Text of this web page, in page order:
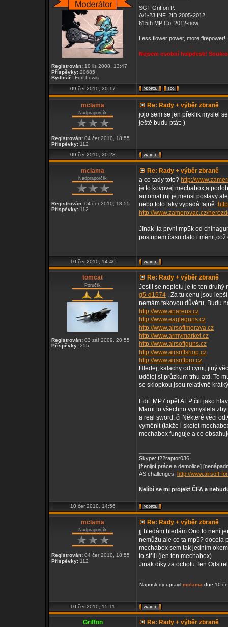
Registrován: 10 lis 2008, 13:47
Příspěvky: 20685
Bydliště: Fort Lewis
SGT Griffon P.
A/1-23 INF, 2ID 2005-2012
615th MP Co. 2012-now
Less flower power, more firepower!
Nejsem osobní helpdesk!
09 čer 2010, 20:17
mclama
Nadpraporčík
Registrován: 04 čer 2010, 18:55
Příspěvky: 112
Re: Rady + výběr zbraně
jojo sem se jen překlik myslel
ještě budu ptát:-)
09 čer 2010, 20:28
mclama
Nadpraporčík
Registrován: 04 čer 2010, 18:55
Příspěvky: 112
Re: Rady + výběr zbraně
a co tady toto? http://
je to kovovej mechabox,a
automat (nj je mensi postavy
nebo toto taky vypadá fajně.
http://www.zamerovac.cz/
JInak ,ta prvni mp5k od
postupem času dalo i
10 čer 2010, 14:40
tomcat
Poručík
Registrován: 03 zář 2009, 20:55
Příspěvky: 255
Re: Rady + výběr zbraně
Jestli se nepletu je to ten
g5-d1574 . Za tu cenu jsou
nemám takovou důvěru. Budu
http://www.anareus.cz
http://www.eagleguns.cz
http://www.airsoftmorava.cz
http://www.armymarket.cz
http://www.airsoftguns.cz
http://www.airsoftshop.cz
http://www.airsoftpro.cz
Hledej, kalachy od cymi, jiný
udělej si průzkum trhu atd. To
se sklopkou jsou relativně
Edit: MP7 opět AEP čili jako
Marui to všechno vymyslela
a real sword, či Některé věci od
vyměnit (takže i skelet
mechabox funguje a co
Skype: f22raptor036
[ženijní práce a demolice]
AS challenges: http://www.airsoft-
Nelíbí se mi projekt ČFA a
10 čer 2010, 14:56
mclama
Nadpraporčík
Registrován: 04 čer 2010, 18:55
Příspěvky: 112
Re: Rady + výběr zbraně
jj hledám hledám.Ono to není
nemůžu,ale co ta mp5? docela
mechabox sem tak jedním
to střílí (jen ten mechabox)
Jinak díky za ochotu.Ten
Naposledy upravil mclama dne 10
10 čer 2010, 15:11
Griffon
Re: Rady + výběr zbraně